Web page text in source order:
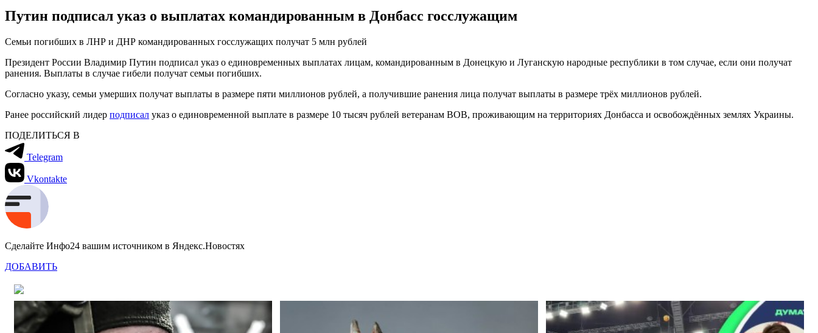
Путин подписал указ о выплатах командированным в Донбасс госслужащим
Семьи погибших в ЛНР и ДНР командированных госслужащих получат 5 млн рублей
Президент России Владимир Путин подписал указ о единовременных выплатах лицам, командированным в Донецкую и Луганскую народные республики в том случае, если они получат
ранения. Выплаты в случае гибели получат семьи погибших.
Согласно указу, семьи умерших получат выплаты в размере пяти миллионов рублей, а получившие ранения лица получат выплаты в размере трёх миллионов рублей.
Ранее российский лидер подписал указ о единовременной выплате в размере 10 тысяч рублей ветеранам ВОВ, проживающим на территориях Донбасса и освобождённых землях Украины.
ПОДЕЛИТЬСЯ В
Telegram
Vkontakte
Сделайте Инфо24 вашим источником в Яндекс.Новостях
ДОБАВИТЬ